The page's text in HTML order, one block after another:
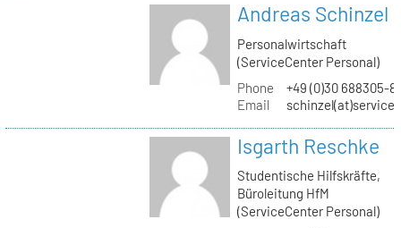
Andreas Schinzel
Personalwirtschaft
(ServiceCenter Personal)
Phone
+49 (0)30 688305-
Email
Isgarth Reschke
Studentische Hilfskräfte,
Büroleitung HfM
(ServiceCenter Personal)